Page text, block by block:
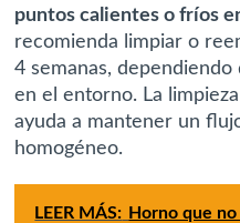
puntos calientes o fríos
recomienda limpiar o
4 semanas,
en el entorno. La
ayuda a mantener un
homogéneo.
LEER MÁS: Horno que